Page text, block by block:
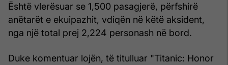
Është vlerësuar se 1,500 pasagjerë, përfshirë
anëtarët e ekuipazhit, vdiqën në këtë aksident,
nga një total prej 2,224 personash në bord.
Duke komentuar lojën, të titulluar "Titanic: Honor